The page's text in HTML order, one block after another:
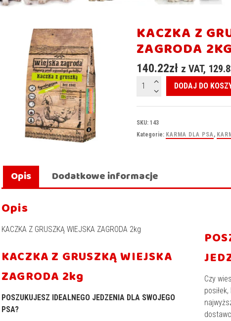
KACZKA Z
ZAGRODA 2KG
140.22zł z VAT,
ilość
KACZKA
ZAGRODA
DODAJ DO
SKU:143
Kategorie: KARMA DLA PSA,
Opis Dodatkowe informacje
Opis
KACZKA Z GRUSZKĄ WIEJSKA ZAGRODA 2kg
KACZKA Z GRUSZKĄ WIEJSKA
ZAGRODA 2kg
POSZUKUJESZ IDEALNEGO JEDZENIA DLA SWOJEGO
PSA?
Czy